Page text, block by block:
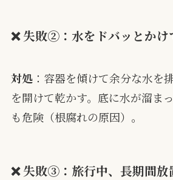
❌ 失敗②：水をドバッとかけ
対処：容器を傾けて余分な水を
を開けて乾かす。底に水が溜ま
も危険（根腐れの原因）。
❌ 失敗③：旅行中、長期間放